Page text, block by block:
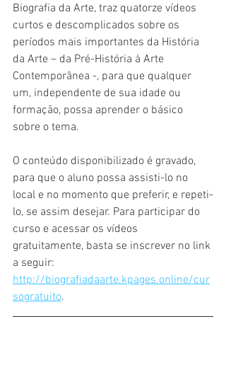
Biografia da Arte, traz quatorze vídeos
curtos e descomplicados sobre os
períodos mais importantes da História
da Arte – da Pré-História à Arte
Contemporânea -, para que qualquer
um, independente de sua idade ou
formação, possa aprender o básico
sobre o tema.
O conteúdo disponibilizado é gravado,
para que o aluno possa assisti-lo no
local e no momento que preferir, e repeti-
lo, se assim desejar. Para participar do
curso e acessar os vídeos
gratuitamente, basta se inscrever no link
a seguir:
http://biografiadaarte.kpages.online/cur
sogratuito.